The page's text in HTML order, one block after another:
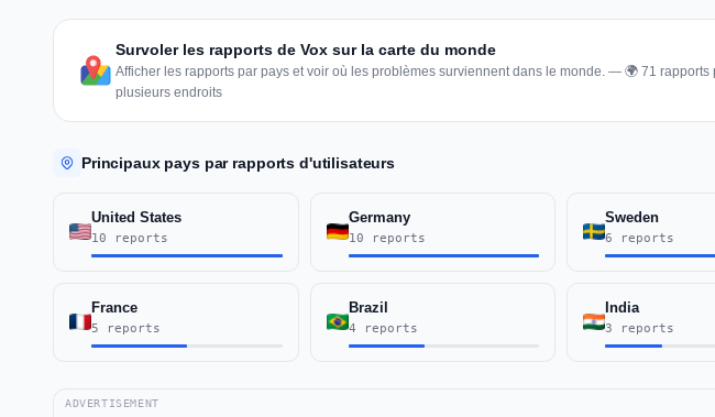
Survoler les rapports de Vox sur la carte du monde
Afficher les rapports par pays et voir où les problèmes surviennent dans le monde. — 🌍 71 rapports
plusieurs endroits
Principaux pays par rapports d'utilisateurs
United States
10 reports
Germany
10 reports
Sweden
6 reports
France
5 reports
Brazil
4 reports
India
3 reports
ADVERTISEMENT